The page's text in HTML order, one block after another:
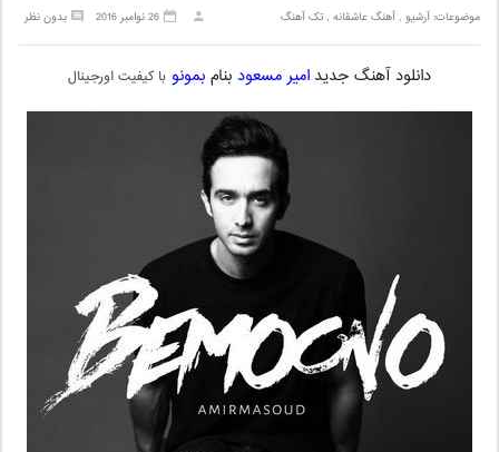
موضوعات:آرشیو ,آهنگ عاشقانه ,تک آهنگ بدون نظر 26 نوامبر 2016
دانلود آهنگ جدید امیر مسعود بنام بمونو با کیفیت اورجینال